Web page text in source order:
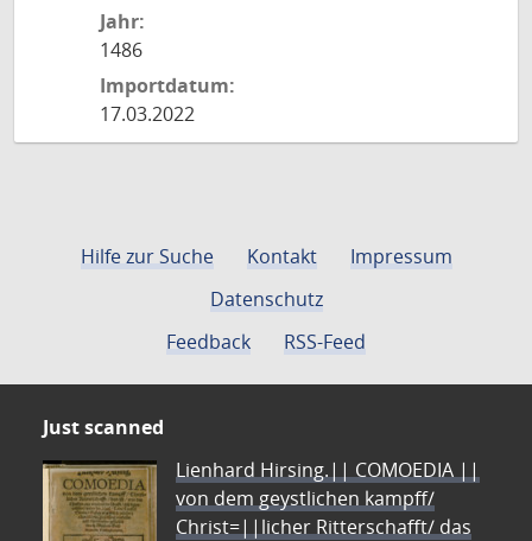
Jahr:
1486
Importdatum:
17.03.2022
Hilfe zur Suche Kontakt
Impressum
Datenschutz
Feedback
RSS-Feed
Just scanned
Lienhard Hirsing.|| COMOEDIA ||
von dem geystlichen kampff/
Christ=||licher Ritterschafft/ das